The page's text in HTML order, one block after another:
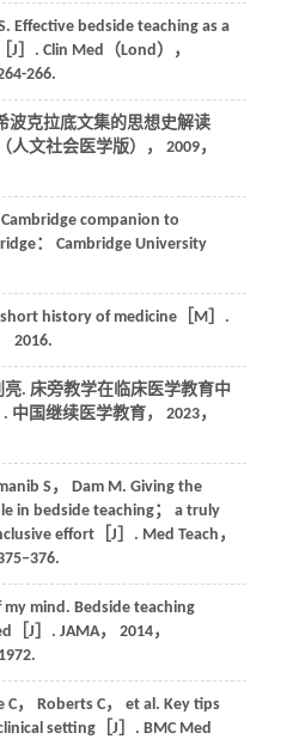
. Effective bedside teaching as a
J］. Clin Med（Lond）
，
266.
波克拉底文集的思想史解读
人文社会医学版） ， 2009，
companion to
： Cambridge University
history of medicine［M］.
2016.
. 床旁教学在临床医学教育中
. 中国继续医学教育 ， 2023，
S ， Dam M . Giving the
in bedside teaching； a truly
effort［J］. Med Teach ，
my mind. Bedside teaching
［J］. JAMA， 2014，
C， Roberts C， et al . Key tips
setting［J］. BMC Med